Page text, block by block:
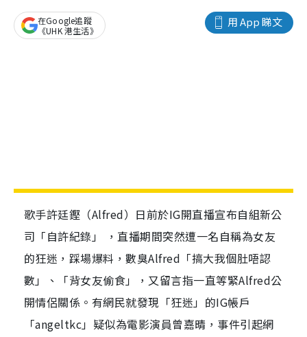
用 App 睇文
在Google追蹤
《UHK 港生活》
歌手許廷鏗（Alfred）日前於IG開直播宣布自組新公
司「自許紀錄」 ，直播期間突然遭一名自稱為女友
的狂迷，踩場爆料，數臭Alfred「搞大我個肚唔認
數」、「背女友偷食」，又留言指一直等緊Alfred公
開情侶關係。有網民就發現「狂迷」的IG帳戶
「angeltkc」疑似為電影演員曾嘉晴，事件引起網